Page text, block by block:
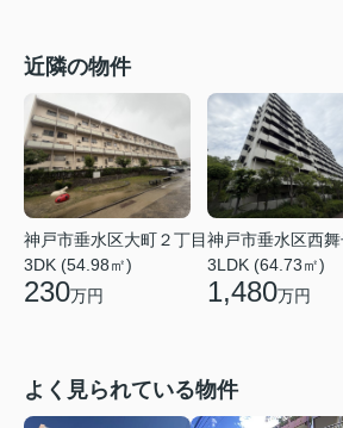
近隣の物件
神戸市垂水区大町２丁目
3DK (54.98㎡)
230万円
神戸市垂水区西舞
3LDK (64.73㎡)
1,480万円
よく見られている物件